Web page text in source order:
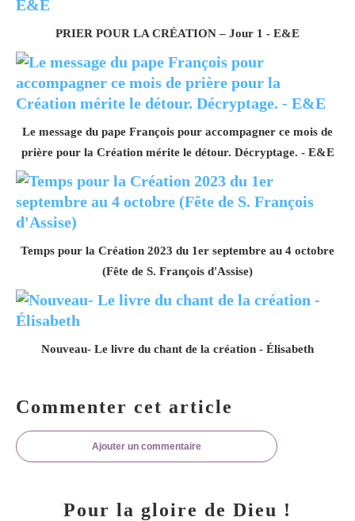
PRIER POUR LA CRÉATION – Jour 1 - E&E
Le message du pape François pour accompagner ce mois de
prière pour la Création mérite le détour. Décryptage. - E&E
Temps pour la Création 2023 du 1er septembre au 4 octobre
(Fête de S. François d'Assise)
Nouveau- Le livre du chant de la création - Élisabeth
Commenter cet article
Ajouter un commentaire
Pour la gloire de Dieu !